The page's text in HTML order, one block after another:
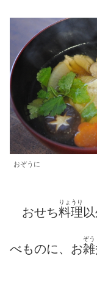
おぞうに
おせち料理
りょうり
以
べものに、お雑
ぞう